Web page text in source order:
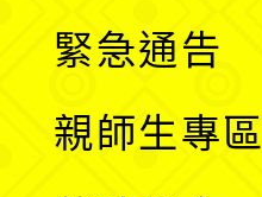
緊急通告
親師生專區